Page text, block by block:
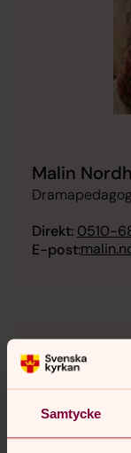
Samtycke
Malin
Dramapedagog
Direkt: 0510-
E-post: